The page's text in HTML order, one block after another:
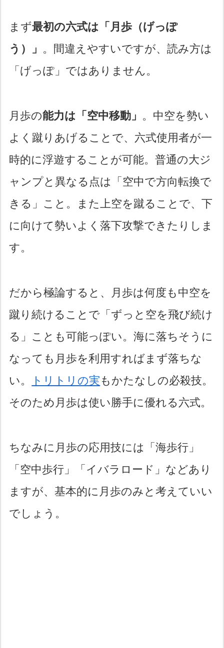
まず最初の六式は「月歩（げっぽ
う）」 。間違えやすいですが、読み方は
「げっぽ」ではありません。
月歩の能力は「空中移動」 。中空を勢い
よく蹴りあげることで、六式使用者が一
時的に浮遊することが可能。普通の大ジ
ャンプと異なる点は「空中で方向転換で
きる」こと。また上空を蹴ることで、下
に向けて勢いよく落下攻撃できたりしま
す。
だから極論すると、月歩は何度も中空を
蹴り続けることで「ずっと空を飛び続け
る」ことも可能っぽい。海に落ちそうに
なっても月歩を利用すればまず落ちな
い。
トリトリの実 もかたなしの必殺技。
そのため月歩は使い勝手に優れる六式。
ちなみに月歩の応用技には「海歩行」
「空中歩行」「イバラロード」などあり
ますが、基本的に月歩のみと考えていい
でしょう。